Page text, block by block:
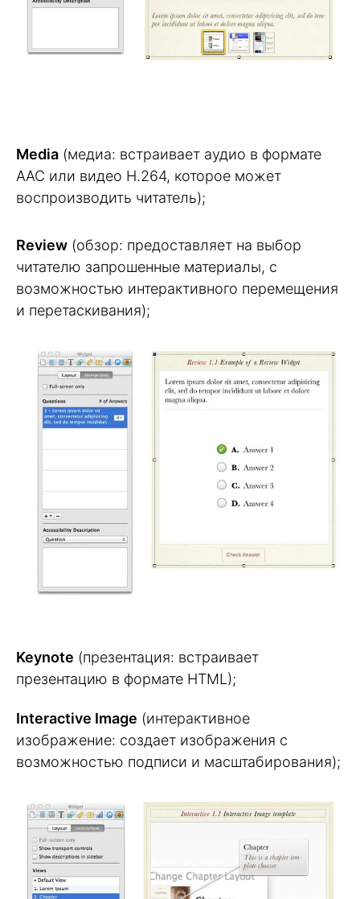
Media (медиа: встраивает аудио в формате
AAC или видео H.264, которое может
воспроизводить читатель);
Review (обзор: предоставляет на выбор
читателю запрошенные материалы, с
возможностью интерактивного перемещения
и перетаскивания);
Keynote (презентация: встраивает
презентацию в формате HTML);
Interactive Image (интерактивное
изображение: создает изображения с
возможностью подписи и масштабирования);